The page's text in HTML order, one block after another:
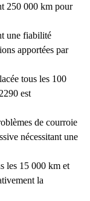
250 000 km pour
une fiabilité
apportées par
tous les 100
est
de courroie
nécessitant une
les 15 000 km et
la